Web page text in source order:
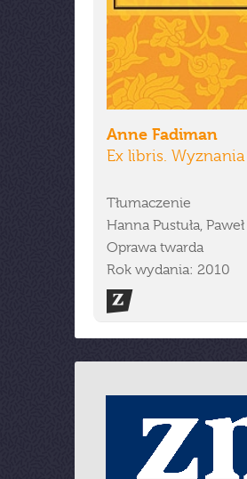
Anne Fadiman
Ex libris.
Tłumaczenie
Hanna Pustuła,
Oprawa twarda
Rok wydania: 2010